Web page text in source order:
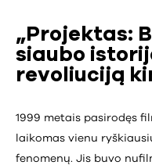
„Projektas:
siaubo
revoliuciją
1999 metais pasirodęs
laikomas vienu
fenomenų. Jis buvo